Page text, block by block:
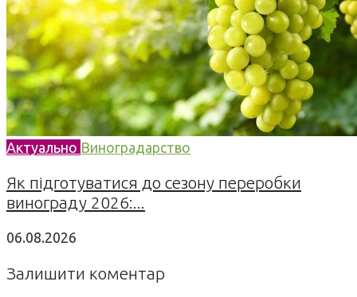
Актуально Виноградарство
Як підготуватися до сезону переробки
винограду 2026:...
06.08.2026
Залишити коментар